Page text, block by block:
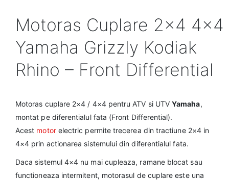
Motoras Cuplare 2×4 4×4
Yamaha Grizzly Kodiak
Rhino – Front Differential
Motoras cuplare 2×4 / 4×4 pentru ATV si UTVYamaha,
montat pe diferentialul fata (Front Differential).
Acest motorelectric permite trecerea din tractiune 2×4 in
4×4 prin actionarea sistemului din diferentialul fata.
Daca sistemul 4×4 nu mai cupleaza, ramane blocat sau
functioneaza intermitent, motorasul de cuplare este una